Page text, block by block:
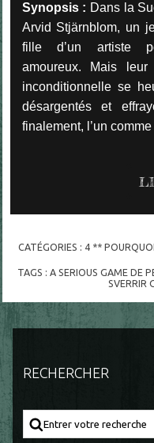
Synopsis : Dans la
Arvid Stjärnblom, un
fille d’un artiste
amoureux. Mais
inconditionnelle se
désargentés et
finalement, l’un
CATÉGORIES : 4 **
TAGS : A SERIOUS GAME DE
SVERRIR
RECHERCHER